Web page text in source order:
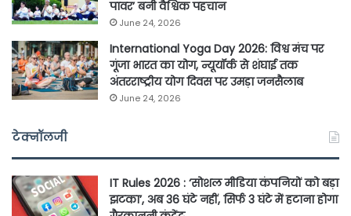
पावर’ बनी वैश्विक पहचान
June 24, 2026
International Yoga Day 2026: विश्व मंच पर
गूंजा भारत का योग, न्यूयॉर्क से शंघाई तक
अंतरराष्ट्रीय योग दिवस पर उमड़ा जनसैलाब
June 24, 2026
टेक्नॉलजी
IT Rules 2026 : ‘सोशल मीडिया कंपनियों को बड़ा
झटका’, अब 36 घंटे नहीं, सिर्फ 3 घंटे में हटाना होगा